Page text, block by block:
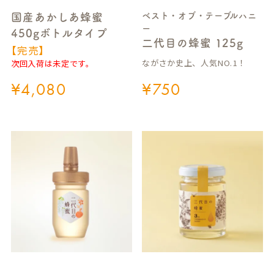
国産あかしあ蜂蜜
450gボトルタイプ
【完売】
次回入荷は未定です。
¥4,080
ベスト・オブ・テーブルハニ
ー
二代目の蜂蜜 125g
ながさか史上、人気NO.1！
¥750